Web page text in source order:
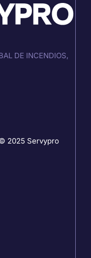
DE INCENDIOS,
2025 Servypro